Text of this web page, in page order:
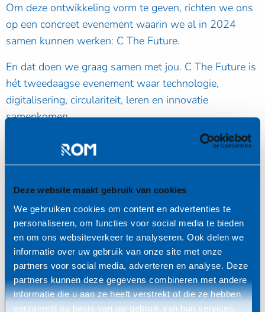
Deze website maakt gebruik van cookies
We gebruiken cookies om content en advertenties te
personaliseren, om functies voor social media te bieden
en om ons websiteverkeer te analyseren. Ook delen we
informatie over uw gebruik van onze site met onze
partners voor social media, adverteren en analyse. Deze
partners kunnen deze gegevens combineren met andere
informatie die u aan ze heeft verstrekt of die ze hebben
verzameld op basis van uw gebruik van hun services.
Om deze ontwikkeling vorm te geven, richten we ons
op een concreet evenement waarin we al in 2024
samen kunnen werken: C The Future.
En dat doen we graag samen met jou. C The Future is
hét tweedaagse evenement waar technologie,
digitalisering, circulariteit, leren en innovatie
samenkomen.
Hier kunnen bedrijven, onderwijsinstellingen en
bewoners uit de regio kennismaken met de nieuwste
met de nieuwste technologieën en deelnemen aan het
Skills-ontwikkelingsprogramma van de Smart Makers
Academie, waar nieuwe makers, techneuten en
pioniers worden opgeleid. Ontdek welke
ontwikkelingen, mogelijkheden en innovaties relevant
zijn voor de directe omgeving, de stad en de regio.
Samen dragen we bij aan de ontwikkeling van kennis
en werkgelegenheid, en een duurzame economie door